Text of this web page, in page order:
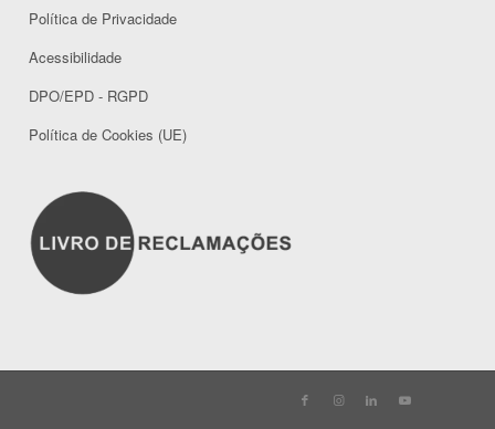
Política de Privacidade
Acessibilidade
DPO/EPD - RGPD
Política de Cookies (UE)